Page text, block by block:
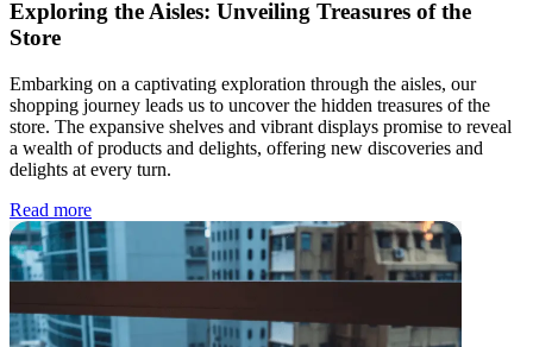
Exploring the Aisles: Unveiling Treasures of the
Store
Embarking on a captivating exploration through the aisles, our
shopping journey leads us to uncover the hidden treasures of the
store. The expansive shelves and vibrant displays promise to reveal
a wealth of products and delights, offering new discoveries and
delights at every turn.
Read more